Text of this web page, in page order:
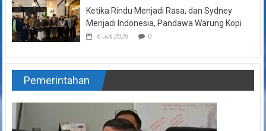
Ketika Rindu Menjadi Rasa, dan Sydney
Menjadi Indonesia, Pandawa Warung Kopi
6 Juli 2026 0
Pemerintahan